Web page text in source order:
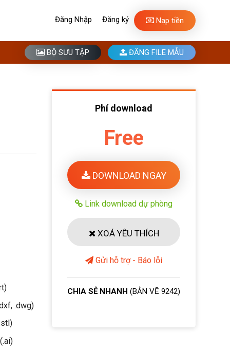
Đăng Nhập Đăng ký Nạp tiền
BỘ SƯU TẬP ĐĂNG FILE MẪU
.dwg)
Phí download
Free
DOWNLOAD NGAY
Link download dự phòng
XOÁ YÊU THÍCH
Gửi hỗ trợ - Báo lỗi
CHIA SẺ NHANH (BẢN VẼ 9242)